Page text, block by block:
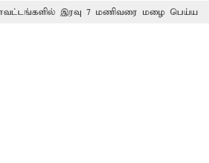
இரவு 7 மணிவரை மழை பெய்ய வாய்ப்பு